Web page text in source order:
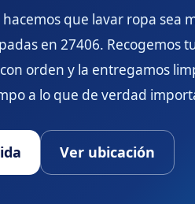
que lavar ropa sea
en 27406. Recogemos
orden y la entregamos
a lo que de verdad
Ver ubicación